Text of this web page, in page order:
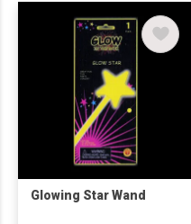
Glowing Star Wand